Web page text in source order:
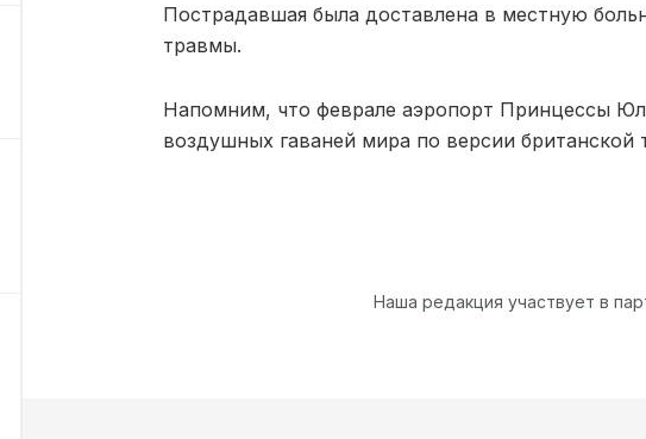
Пострадавшая была доставлена в местную
травмы.
Напомним, что феврале аэропорт Принцессы
воздушных гаваней мира по версии британской
Наша редакция участвует в